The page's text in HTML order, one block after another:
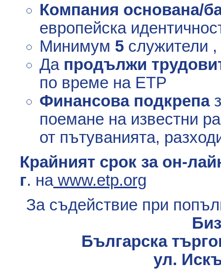
Компания основана/
европейска
Минимум 5 служители
Да продължи
по време на ETP
Финансова подкрепа
поемане на известни
от пътуванията,
Крайният срок за он-
г. наwww.etp.org
За съдействие при
Българска
ул.